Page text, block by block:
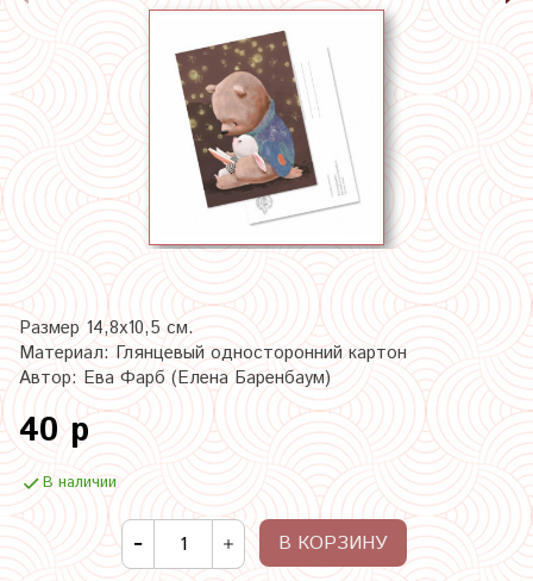
Размер 14,8х10,5 см.
Материал: Глянцевый односторонний картон
Автор: Ева Фарб (Елена Баренбаум)
40 р
В наличии
В КОРЗИНУ